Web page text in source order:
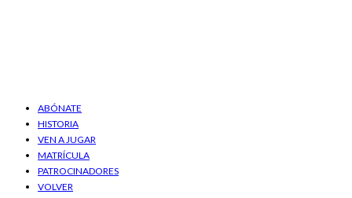
ABÓNATE
HISTORIA
VEN A JUGAR
MATRÍCULA
PATROCINADORES
VOLVER